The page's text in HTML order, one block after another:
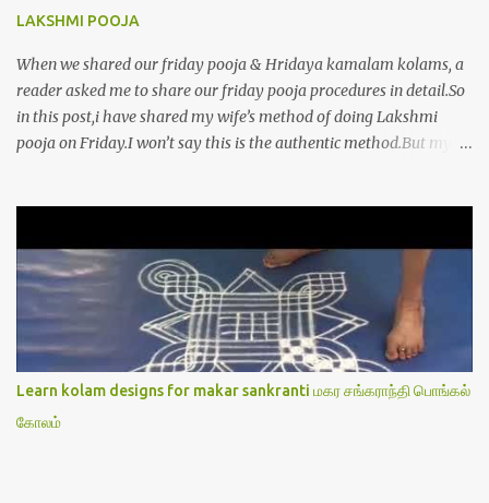
LAKSHMI POOJA
When we shared our friday pooja & Hridaya kamalam kolams, a
reader asked me to share our friday pooja procedures in detail.So
in this post,i have shared my wife’s method of doing Lakshmi
pooja on Friday.I won’t say this is the authentic method.But my
Lakshmi poojai with Thiruvilakku poojai
kolam,Hridayakamalam kolam and thiruvilakku pooja
stotram/slokas along with 108 potri in tamil. i.e Archanai slokam
in Tamil.I have tried my best to explain the pooja procedures.Hope
u will find it helpful.I have attached all the sloka pictures from our
book “ Jayamangala sthothram”. I have also typed the Shodasha
upachara pooja sthothram in Tamil & English. If u want to use
this pictures in your website,please ask our permission.Thanks for
Learn kolam designs for makar sankranti மகர சங்கராந்தி பொங்கல்
கோலம்